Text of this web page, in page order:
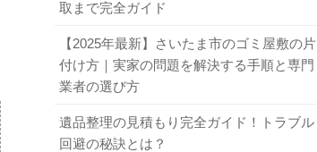
取まで完全ガイド
【2025年最新】さいたま市のゴミ屋敷の片
付け方｜実家の問題を解決する手順と専門
業者の選び方
遺品整理の見積もり完全ガイド！トラブル
回避の秘訣とは？